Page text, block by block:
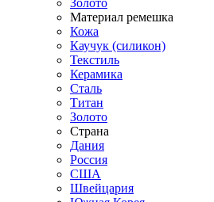
Золото
Материал ремешка
Кожа
Каучук (силикон)
Текстиль
Керамика
Сталь
Титан
Золото
Страна
Дания
Россия
США
Швейцария